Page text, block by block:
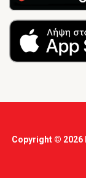
Copyright © 2026